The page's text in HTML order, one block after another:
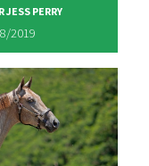
JESS PERRY
2019